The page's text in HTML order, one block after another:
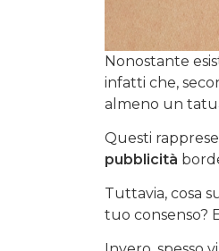
Nonostante
infatti che,
almeno un
Questi
pubblicità
Tuttavia, cosa
tuo consenso?